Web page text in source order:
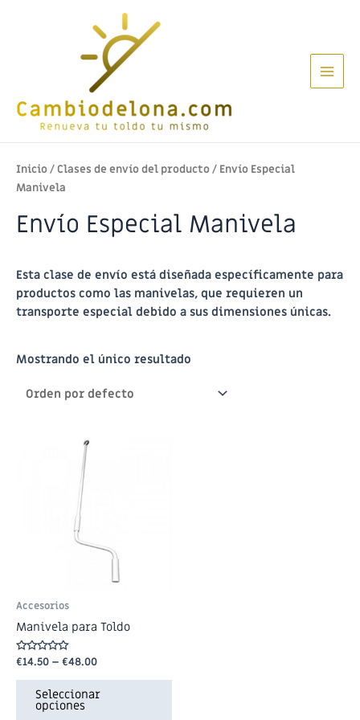
Main
Inicio / Clases de envío del producto / Envío Especial
Manivela
Envío Especial Manivela
Esta clase de envío está diseñada específicamente para
productos como las manivelas, que requieren un
transporte especial debido a sus dimensiones únicas.
Mostrando el único resultado
Accesorios
Manivela para Toldo
Valorado
en
0
€14.50 – €48.00
Seleccionar
opciones